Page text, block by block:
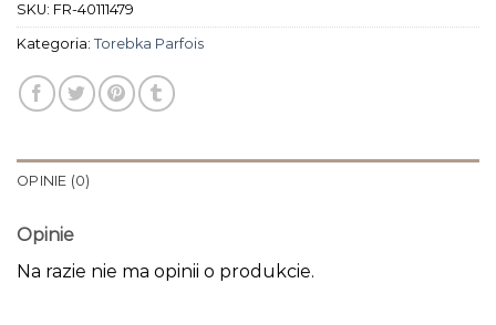
SKU: FR-40111479
Kategoria: Torebka Parfois
OPINIE (0)
Opinie
Na razie nie ma opinii o produkcie.